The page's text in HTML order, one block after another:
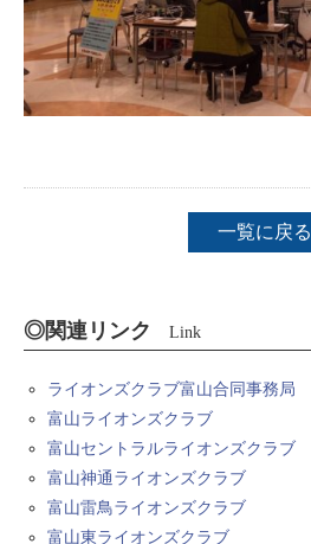
一覧に戻る
◎関連リンク Link
ライオンズクラブ富山合同事務局
富山ライオンズクラブ
富山セントラルライオンズクラブ
富山神通ライオンズクラブ
富山雷鳥ライオンズクラブ
富山東ライオンズクラブ